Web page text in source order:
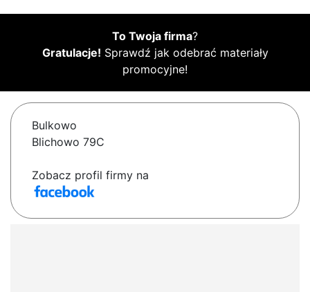
To Twoja firma?
Gratulacje! Sprawdź jak odebrać materiały
promocyjne!
Bulkowo
Blichowo 79C
Zobacz profil firmy na